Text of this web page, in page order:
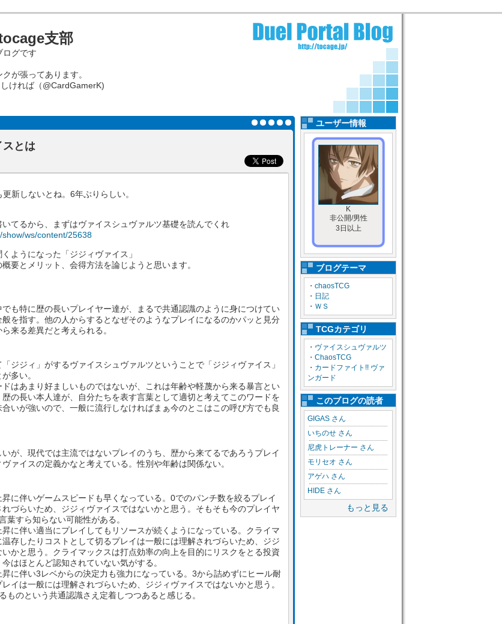
支部
ログです
が張ってあります。
ければ（@CardGamerK)
ユーザー情報
K
非公開/男性
3日以上
ブログテーマ
・ chaosTCG
・ 日記
・ ＷＳ
TCGカテゴリ
・ ヴァイスシュヴァルツ
・ ChaosTCG
・ カードファイト!! ヴァ
ンガード
このブログの読者
GIGAS さん
いちのせ さん
尼虎トレーナー さん
モリセオ さん
アゲハ さん
HIDE さん
もっと見る
スとは
新しないとね。6年ぶりらしい。
てるから、まずはヴァイスシュヴァルツ基礎を読んでくれ
ws/content/25638
ようになった「ジジィヴァイス」
要とメリット、会得方法を論じようと思います。
でも特に歴の長いプレイヤー達が、まるで共通認識のように身につけてい
を指す。他の人からするとなぜそのようなプレイになるのかパッと見分
来る差異だと考えられる。
ジジィ」がするヴァイスシュヴァルツということで「ジジィヴァイス」
多い。
はあまり好ましいものではないが、これは年齢や軽蔑から来る暴言とい
歴の長い本人達が、自分たちを表す言葉として適切と考えてこのワードを
いが強いので、一般に流行しなければまぁ今のとこはこの呼び方でも良
が、現代では主流ではないプレイのうち、歴から来てるであろうプレイ
ァイスの定義かなと考えている。性別や年齢は関係ない。
に伴いゲームスピードも早くなっている。0でのパンチ数を絞るプレイ
づらいため、ジジィヴァイスではないかと思う。そもそも今のプレイヤ
葉すら知らない可能性がある。
に伴い適当にプレイしてもリソースが続くようになっている。クライマ
温存したりコストとして切るプレイは一般には理解されづらいため、ジジ
いかと思う。クライマックスは打点効率の向上を目的にリスクをとる投資
はほとんど認知されていない気がする。
に伴い3レベからの決定力も強力になっている。3から詰めずにヒール耐
イは一般には理解されづらいため、ジジィヴァイスではないかと思う。
ものという共通認識さえ定着しつつあると感じる。